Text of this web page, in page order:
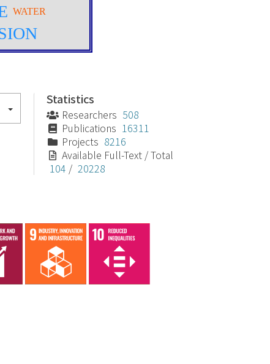
Statistics
Researchers 508
Publications 16311
Projects 8216
Available Full-Text / Total
104 / 20228